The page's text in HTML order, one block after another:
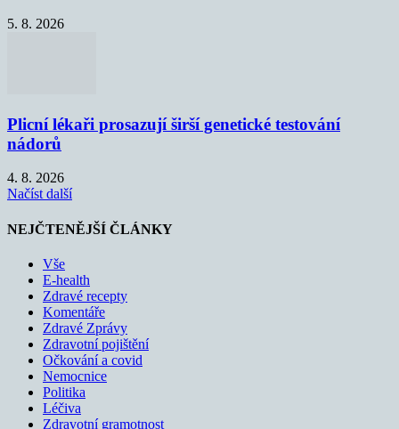
5. 8. 2026
Plicní lékaři prosazují širší genetické testování
nádorů
4. 8. 2026
Načíst další
NEJČTENĚJŠÍ ČLÁNKY
Vše
E-health
Zdravé recepty
Komentáře
Zdravé Zprávy
Zdravotní pojištění
Očkování a covid
Nemocnice
Politika
Léčiva
Zdravotní gramotnost